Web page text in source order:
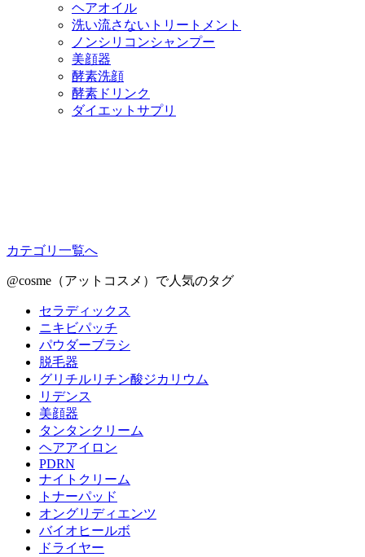
ヘアオイル
洗い流さないトリートメント
ノンシリコンシャンプー
美顔器
酵素洗顔
酵素ドリンク
ダイエットサプリ
カテゴリ一覧へ
@cosme（アットコスメ）で人気のタグ
セラディックス
ニキビパッチ
パウダーブラシ
脱毛器
グリチルリチン酸ジカリウム
リデンス
美顔器
タンタンクリーム
ヘアアイロン
PDRN
ナイトクリーム
トナーパッド
オングリディエンツ
バイオヒールボ
ドライヤー